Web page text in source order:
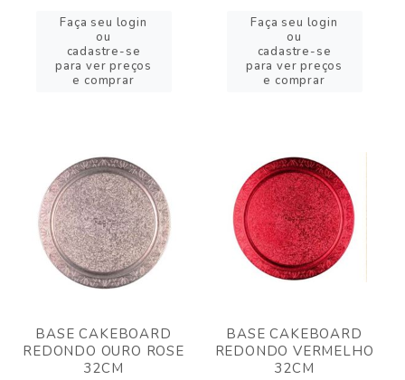
Faça seu login
ou
cadastre-se
para ver preços
e comprar
Faça seu login
ou
cadastre-se
para ver preços
e comprar
BASE CAKEBOARD
REDONDO OURO ROSE
32CM
BASE CAKEBOARD
REDONDO VERMELHO
32CM